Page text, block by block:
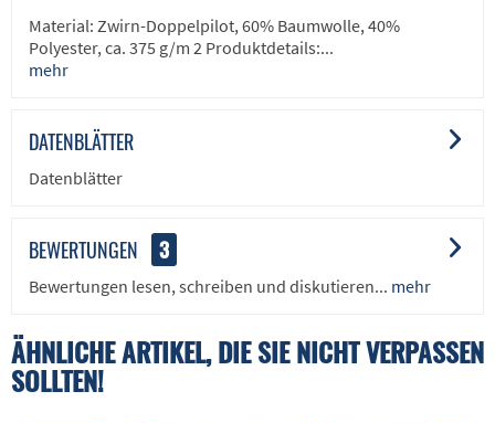
Material: Zwirn-Doppelpilot, 60% Baumwolle, 40%
Polyester, ca. 375 g/m 2 Produktdetails:...
mehr
DATENBLÄTTER
Datenblätter
BEWERTUNGEN 3
Bewertungen lesen, schreiben und diskutieren... mehr
ÄHNLICHE ARTIKEL, DIE SIE NICHT VERPASSEN
SOLLTEN!